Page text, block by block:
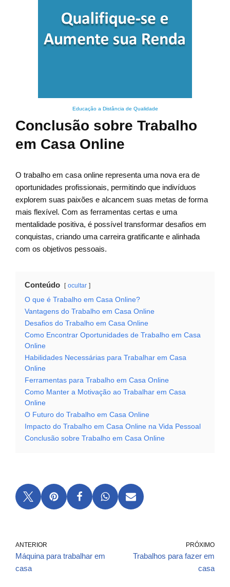
Educação a Distância de Qualidade
Conclusão sobre Trabalho
em Casa Online
O trabalho em casa online representa uma nova era de
oportunidades profissionais, permitindo que indivíduos
explorem suas paixões e alcancem suas metas de forma
mais flexível. Com as ferramentas certas e uma
mentalidade positiva, é possível transformar desafios em
conquistas, criando uma carreira gratificante e alinhada
com os objetivos pessoais.
Conteúdo ocultar
O que é Trabalho em Casa Online?
Vantagens do Trabalho em Casa Online
Desafios do Trabalho em Casa Online
Como Encontrar Oportunidades de Trabalho em Casa
Online
Habilidades Necessárias para Trabalhar em Casa
Online
Ferramentas para Trabalho em Casa Online
Como Manter a Motivação ao Trabalhar em Casa
Online
O Futuro do Trabalho em Casa Online
Impacto do Trabalho em Casa Online na Vida Pessoal
Conclusão sobre Trabalho em Casa Online
ANTERIOR
Máquina para trabalhar em
casa
PRÓXIMO
Trabalhos para fazer em
casa